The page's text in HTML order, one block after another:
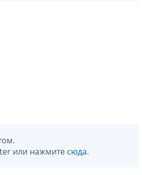
или нажмите сюда.